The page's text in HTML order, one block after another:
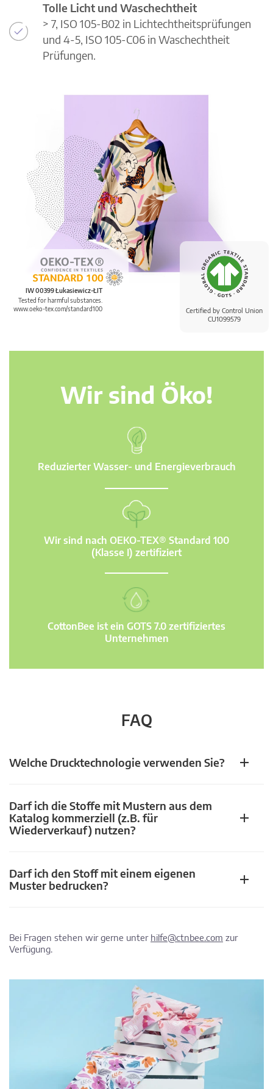
Certified by Control Union
CU1099579
IW 00399 Łukasiewicz-ŁIT
Tested for harmful substances.
www.oeko-tex.com/standard100
Tolle Licht und Waschechtheit
> 7, ISO 105-B02 in Lichtechtheitsprüfungen
und 4-5, ISO 105-C06 in Waschechtheit
Prüfungen.
Wir sind Öko!
Reduzierter Wasser- und Energieverbrauch
Wir sind nach OEKO-TEX® Standard 100
(Klasse I) zertifiziert
CottonBee ist ein GOTS 7.0 zertifiziertes
Unternehmen
FAQ
Welche Drucktechnologie verwenden Sie?
Darf ich die Stoffe mit Mustern aus dem
Katalog kommerziell (z.B. für
Wiederverkauf) nutzen?
Darf ich den Stoff mit einem eigenen
Muster bedrucken?
Bei Fragen stehen wir gerne unter hilfe@ctnbee.com zur
Verfügung.